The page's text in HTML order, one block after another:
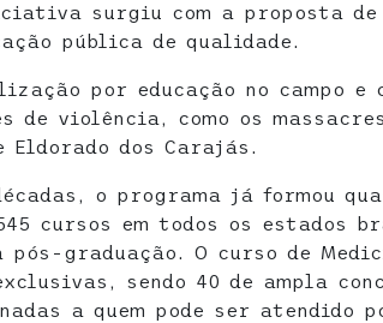
surgiu com a proposta de
pública de qualidade.
por educação no campo e
de violência, como os
Eldorado dos Carajás.
o programa já formou
cursos em todos os estados
graduação. O curso de
sendo 40 de ampla
a quem pode ser atendido